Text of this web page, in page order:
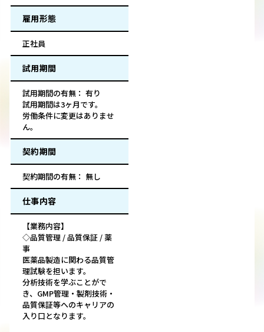
雇用形態
正社員
試用期間
試用期間の有無： 有り
試用期間は3ヶ月です。
労働条件に変更はありませ
ん。
契約期間
契約期間の有無： 無し
仕事内容
【業務内容】
◇品質管理 / 品質保証 / 薬
事
医薬品製造に関わる品質管
理試験を担います。
分析技術を学ぶことがで
き、GMP管理・製剤技術・
品質保証等へのキャリアの
入り口となります。